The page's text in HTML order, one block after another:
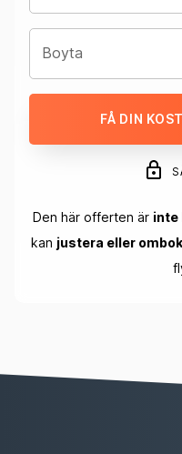
Boyta
FÅ DIN
Den här offerten är inte
kan justera eller